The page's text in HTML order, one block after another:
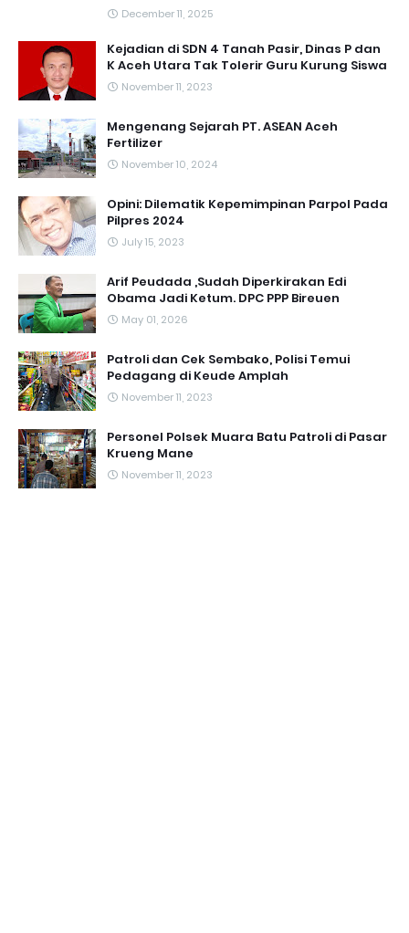
December 11, 2025
Kejadian di SDN 4 Tanah Pasir, Dinas P dan
K Aceh Utara Tak Tolerir Guru Kurung Siswa
November 11, 2023
Mengenang Sejarah PT. ASEAN Aceh
Fertilizer
November 10, 2024
Opini: Dilematik Kepemimpinan Parpol Pada
Pilpres 2024
July 15, 2023
Arif Peudada ,Sudah Diperkirakan Edi
Obama Jadi Ketum. DPC PPP Bireuen
May 01, 2026
Patroli dan Cek Sembako, Polisi Temui
Pedagang di Keude Amplah
November 11, 2023
Personel Polsek Muara Batu Patroli di Pasar
Krueng Mane
November 11, 2023